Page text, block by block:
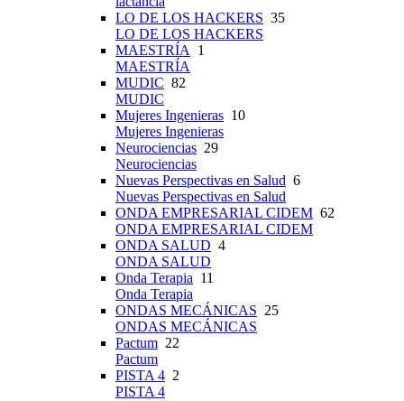
LO DE LOS HACKERS 35
LO DE LOS HACKERS
MAESTRÍA
1
MAESTRÍA
MUDIC 82
MUDIC
Mujeres Ingenieras 10
Mujeres Ingenieras
Neurociencias 29
Neurociencias
Nuevas Perspectivas en Salud 6
Nuevas Perspectivas en Salud
ONDA EMPRESARIAL CIDEM 62
ONDA EMPRESARIAL CIDEM
ONDA SALUD 4
ONDA SALUD
Onda Terapia 11
Onda Terapia
ONDAS MECÁNICAS 25
ONDAS MECÁNICAS
Pactum 22
Pactum
PISTA 4 2
PISTA 4